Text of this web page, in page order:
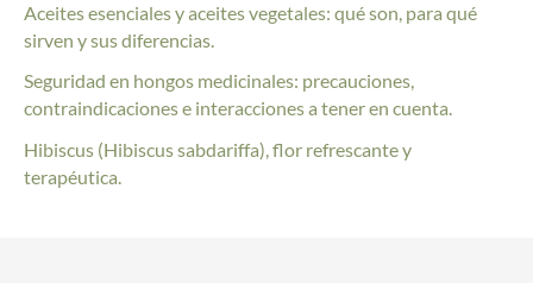
Aceites esenciales y aceites vegetales: qué son, para qué
sirven y sus diferencias.
Seguridad en hongos medicinales: precauciones,
contraindicaciones e interacciones a tener en cuenta.
Hibiscus (Hibiscus sabdariffa), flor refrescante y
terapéutica.